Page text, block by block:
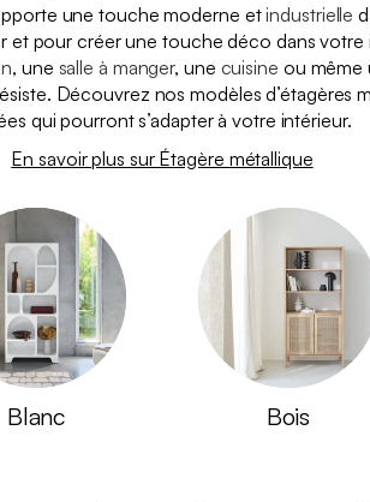
une touche moderne etindustrielle
et pour créer une touche déco dans votre
, une salle à manger, une cuisine ou même
Découvrez nos modèles d’étagères
qui pourront s’adapter à votre intérieur.
En savoir plus sur Étagère métallique
Blanc Bois